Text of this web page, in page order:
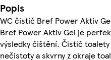
Popis
WC čistič Bref Power Aktiv
Bref Power Aktiv Gel je
výsledky čištění. Čistič
nečistoty a skvrny z okraje